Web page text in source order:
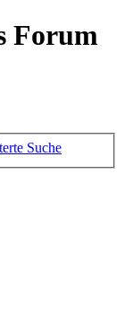
Forum
Suche